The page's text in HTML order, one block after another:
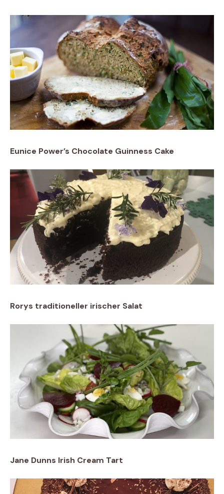
Eunice Power’s Chocolate Guinness Cake
Rorys traditioneller irischer Salat
Jane Dunns Irish Cream Tart